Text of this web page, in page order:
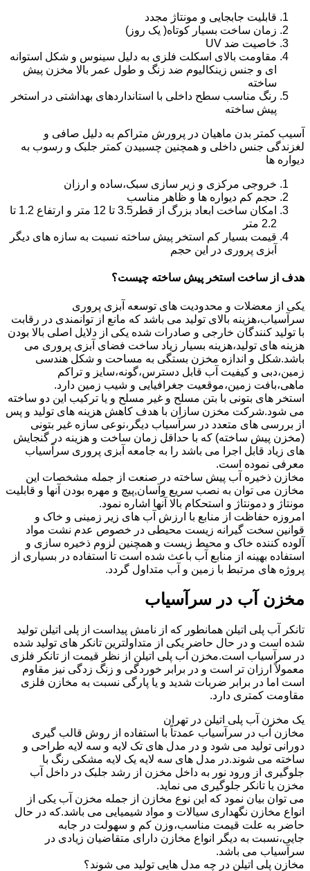
قابلیت جابجایی و مونتاژ مجدد
زمان ساخت بسیار کوتاه( یک روز)
خاصیت ضد UV
مقاومت بالای اسکلت فلزی به دلیل سینوس و شکل استوانه
ای و جنس زینکالیوم ضد زنگ و طول عمر بالا مخزن پیش
ساخته
رنگ مناسب سطح داخلی با استانداردهای بهداشتی در استخر
پیش ساخته
آسیب کمتر بدن ماهیان در پرورش متراکم به دلیل صافی و
لغزندگی جنس داخلی و همچنین چسبیدن کمتر جلبک و رسوب به
دیواره ها
خروجی مرکزی و زیر سازی سبک،ساده و ارزان
حجم کم دیواره ها و ظاهر مناسب
امکان ساخت ابعاد بزرگ از قطر3.5 تا 12 متر و ارتفاع 1.2 تا
2.2 متر
قیمت بسیار کم استخر پیش ساخته نسبت به سازه های دیگر
آبزی پروری در این حجم
هدف از ساخت استخر پیش ساخته چیست؟
یکی از معضلات و محدودیت های توسعه آبزی پروری
سرآسیاب،هزینه بالای تولید می باشد که مانع از توانمندی در رقابت
با تولید کنندگان خارجی و صادرات شده یکی از دلایل اصلی بالا بودن
هزینه های تولید،هزینه بسیار زیاد ساخت فضای آبزی پروری می
باشد.شکل و اندازه مخزن بستگی به مساحت و شکل هندسی
زمین،دبی و کیفیت آب قابل دسترس،گونه،سایز و تراکم
ماهی،بافت زمین،موقعیت جغرافیایی و شیب زمین دارد.
استخر های بتونی با بتن مسلح و غیر مسلح و یا ترکیب این دو ساخته
می شود.شرکت مخزن سازان با هدف کاهش هزینه های تولید و پس
از بررسی های متعدد در سرآسیاب دیگر،نوعی سازه غیر بتونی
(مخزن پیش ساخته) که با حداقل زمان ساخت و هزینه در گنجایش
های زیاد قابل اجرا می باشد را به جامعه آبزی پروری سرآسیاب
معرفی نموده است.
مخازن ذخیره آب پیش ساخته در صنعت از جمله مشخصات این
مخازن می توان به نصب سریع وآسان,پیچ و مهره بودن آنها و قابلیت
مونتاژ و دمونتاژ و استحکام بالا آنها اشاره نمود.
امروزه حفاظت از منابع با ارزش آب های زیر زمینی و خاک و
قوانین سخت گیرانه زیست محیطی در خصوص عدم نشت مواد
آلوده کننده خاک و محیط زیست و همچنین لزوم ذخیره سازی و
استفاده بهینه از منابع آب باعث شده است تا استفاده در بسیاری از
پروژه های مرتبط با زمین و آب متداول گردد.
مخزن آب در سرآسیاب
تانکر آب پلی اتیلن همانطور که از نامش پیداست از پلی اتیلن تولید
شده است و در حال حاضر یکی از متداولترین تانکر های تولید شده
در سرآسیاب است.مخزن آب پلی اتیلن از نظر قیمت از تانکر فلزی
معمولاً ارزان تر است و در برابر خوردگی و زنگ زدگی نیز مقاوم
است اما در برابر ضربات شدید و یا پارگی نسبت به مخازن فلزی
مقاومت کمتری دارد.
یک مخزن آب پلی اتیلن در تهران
مخازن آب در سرآسیاب عمدتاً با استفاده از روش قالب گیری
دورانی تولید می شود و در مدل های تک لایه و سه لایه طراحی و
ساخته می شوند.در مدل های سه لایه یک لایه مشکی رنگ با
جلوگیری از ورود نور به داخل مخزن از رشد جلبک در داخل آب
مخزن یا تانکر جلوگیری می نماید.
می توان بیان نمود که این نوع مخازن از جمله مخزن آب یکی از
انواع مخازن نگهداری سیالات و مواد شیمیایی می باشد.که در حال
حاضر به علت قیمت مناسب،وزن کم و سهولت در جابه
جایی،نسبت به دیگر انواع مخازن دارای متقاضیان زیادی در
سرآسیاب می باشد.
مخازن پلی اتیلن در چه مدل هایی تولید می شوند؟